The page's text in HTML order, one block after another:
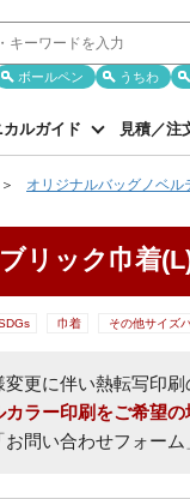
ボールペン うちわ
カルガイド 見積／注
オリジナルバッグノベル
リック巾着
巾着 その他サイズ
更に伴い熱転写印刷
カラー印刷をご希望
お問い合わせフォーム